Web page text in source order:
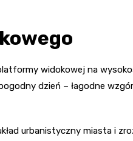
widokowej na
dzień – łagodne
urbanistyczny miasta i